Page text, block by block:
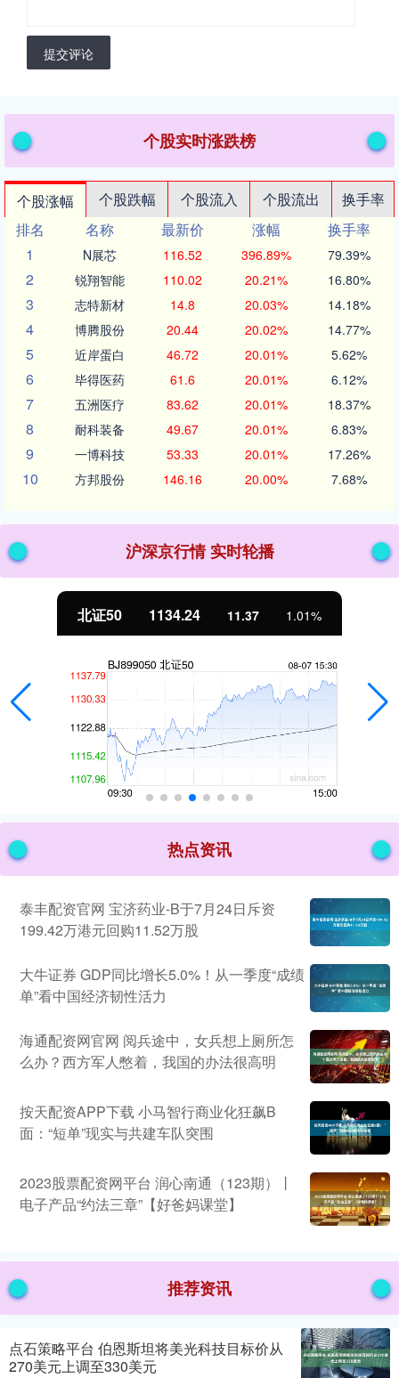
提交评论
个股实时涨跌榜
个股涨幅 个股跌幅 个股流入 个股流出
换手率
排名
名称 最新价 涨幅
换手率
1
N展芯 116.52 396.89% 79.39%
2 锐翔智能 110.02 20.21% 16.80%
3 志特新材 14.8 20.03% 14.18%
4 博腾股份 20.44 20.02% 14.77%
5 近岸蛋白 46.72 20.01% 5.62%
6 毕得医药 61.6 20.01% 6.12%
7 五洲医疗 83.62 20.01% 18.37%
8 耐科装备 49.67 20.01% 6.83%
9 一博科技 53.33 20.01% 17.26%
10 方邦股份 146.16 20.00% 7.68%
沪深京行情 实时轮播
北证50 1134.24 11.37 1.01%
热点资讯
泰丰配资官网 宝济药业-B于7月24日斥资
199.42万港元回购11.52万股
大牛证券 GDP同比增长5.0%！从一季度“成绩
单”看中国经济韧性活力
海通配资网官网 阅兵途中，女兵想上厕所怎
么办？西方军人憋着，我国的办法很高明
按天配资APP下载 小马智行商业化狂飙B
面：“短单”现实与共建车队突围
2023股票配资网平台 润心南通（123期）丨
电子产品“约法三章”【好爸妈课堂】
推荐资讯
点石策略平台 伯恩斯坦将美光科技目标价从
270美元上调至330美元